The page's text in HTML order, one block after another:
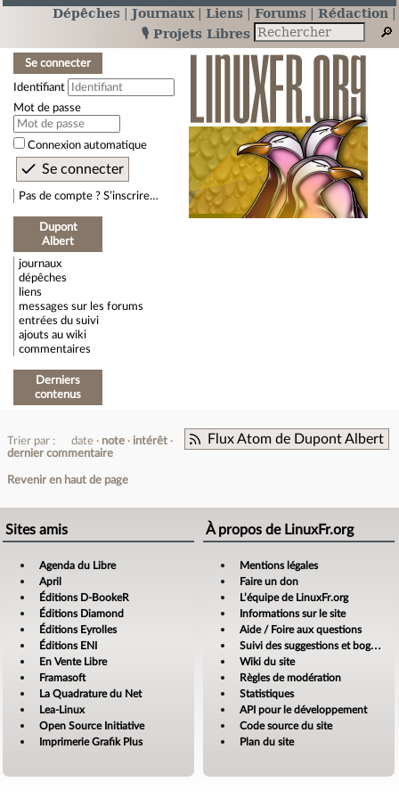
Dépêches Journaux Liens Forums
Rédaction
🎙️ Projets Libres
Se connecter
Identifiant
Mot de passe
Connexion automatique
Pas de compte ? S’inscrire…
Dupont
Albert
journaux
dépêches
liens
messages sur les forums
entrées du suivi
ajouts au wiki
commentaires
Derniers
contenus
Flux Atom de Dupont Albert
Trier par : date note
intérêt
dernier commentaire
Revenir en haut de page
Sites amis
Agenda du Libre
April
Éditions D-BookeR
Éditions Diamond
Éditions Eyrolles
Éditions ENI
En Vente Libre
Framasoft
La Quadrature du Net
Lea-Linux
Open Source Initiative
Imprimerie Grafik Plus
À propos de LinuxFr.org
Mentions légales
Faire un don
L’équipe de LinuxFr.org
Informations sur le site
Aide / Foire aux questions
Suivi des suggestions et bogues
Wiki du site
Règles de modération
Statistiques
API pour le développement
Code source du site
Plan du site